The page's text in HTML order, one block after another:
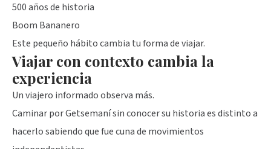
500 años de historia
Boom Bananero
Este pequeño hábito cambia tu forma de viajar.
Viajar con contexto cambia la
experiencia
Un viajero informado observa más.
Caminar por Getsemaní sin conocer su historia es distinto a
hacerlo sabiendo que fue cuna de movimientos